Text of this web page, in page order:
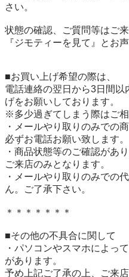
さい。
状態の確認、ご質問等はご
『ジモティーを見て』とお
■お買い上げ希望の際は、
電話連絡の翌日から3日間以
げをお願いしております。
※多少過ぎてしまう際はご相
・メールやり取りのみでの
必ずお電話お願い致します。
・商品状態等のご確認があ
ご来店のみとなります。
・メールやり取りのみでの
ん。ご了承下さい。
＊＊＊＊＊＊＊
■その他の不具合に関して
・パソコンやスマホによっ
があります。
予め上記ご了承の上、ご来